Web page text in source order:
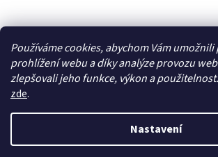
Používáme cookies, abychom Vám
prohlížení webu a díky analýze provozu
zlepšovali jeho funkce, výkon a použitelnost.
zde.
Nastavení
Upozorňujeme zákazníky, že odesláním objednávky na
HERNÍ PRVKY nedochází k závazné objednávce. Vždy
Zakázková výroba
Poctivá ruční výroba